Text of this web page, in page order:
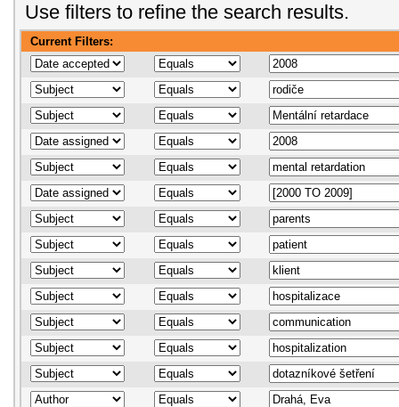
Use filters to refine the search results.
Current Filters: